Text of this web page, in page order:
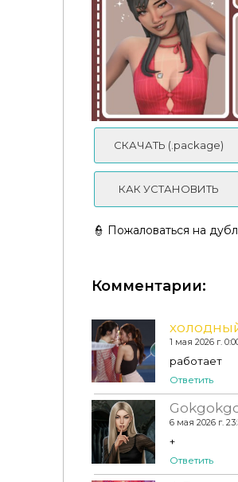
Katerp1llar - Mina Hair
СКАЧАТЬ (.package)
КАК УСТАНОВИТЬ
👮 Пожаловаться на
Комментарии:
1 мая 2026 г.
работает
Ответить
6 мая 2026 г.
+
Ответить